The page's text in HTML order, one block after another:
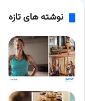
نوشته های تازه